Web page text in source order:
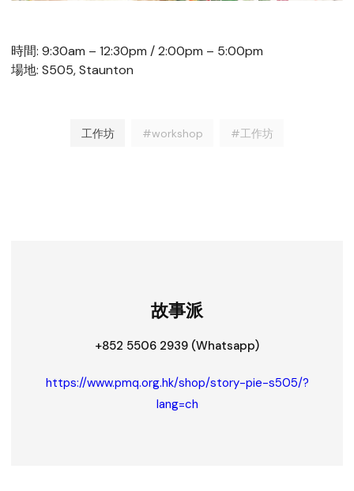
時間: 9:30am – 12:30pm / 2:00pm – 5:00pm
場地: S505, Staunton
工作坊 #workshop #工作坊
故事派
+852 5506 2939 (Whatsapp)
https://www.pmq.org.hk/shop/story-pie-s505/?
lang=ch